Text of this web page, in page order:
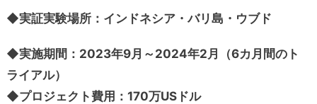
◆実証実験場所：インドネシア・バリ島・ウブド
◆実施期間：2023年9月～2024年2月
（6カ月間のト
ライアル）
◆プロジェクト費用：170万USドル